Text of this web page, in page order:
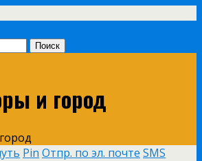
и город
Pin Отпр. по эл. почте SMS